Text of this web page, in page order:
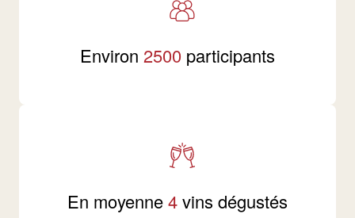
Environ 2500 participants
En moyenne4vins dégustés